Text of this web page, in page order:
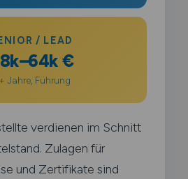
/ LEAD
€
Jahre, Führung
verdienen im Schnitt
Zulagen für
und Zertifikate sind